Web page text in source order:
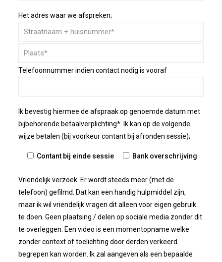
Het adres waar we afspreken;
Telefoonnummer indien contact nodig is vooraf
Ik bevestig hiermee de afspraak op genoemde datum met
bijbehorende betaalverplichting*. Ik kan op de volgende
wijze betalen (bij voorkeur contant bij afronden sessie);
Contant bij einde sessie Bank overschrijving
Vriendelijk verzoek. Er wordt steeds meer (met de
telefoon) gefilmd. Dat kan een handig hulpmiddel zijn,
maar ik wil vriendelijk vragen dit alleen voor eigen gebruik
te doen. Geen plaatsing / delen op sociale media zonder dit
te overleggen. Een video is een momentopname welke
zonder context of toelichting door derden verkeerd
begrepen kan worden. Ik zal aangeven als een bepaalde